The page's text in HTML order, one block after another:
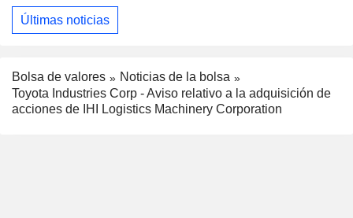
Últimas noticias
Bolsa de valores
Noticias de la bolsa
Toyota Industries Corp - Aviso relativo a la adquisición de
acciones de IHI Logistics Machinery Corporation